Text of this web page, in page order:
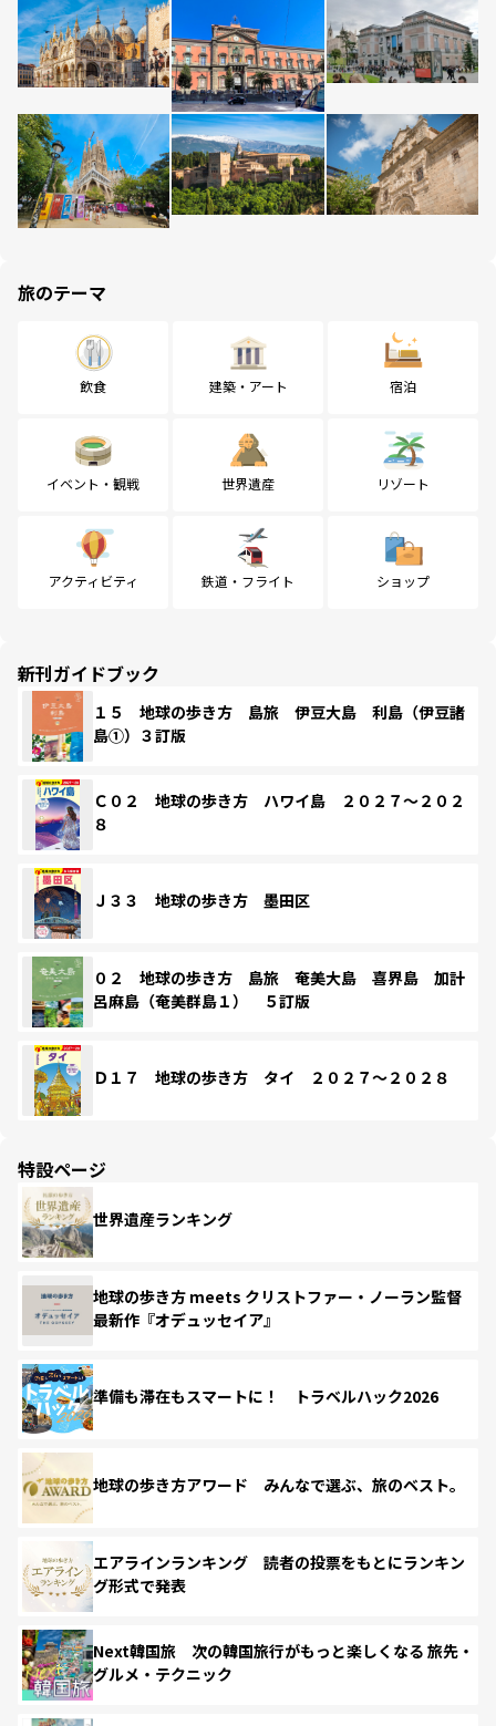
旅のテーマ
飲食 建築・アート 宿泊
イベント・観戦 世界遺産 リゾート
アクティビティ 鉄道・フライト ショップ
新刊ガイドブック
１５ 地球の歩き方 島旅 伊豆大島 利島（伊豆諸
島①）３訂版
Ｃ０２ 地球の歩き方 ハワイ島 ２０２７～２０２
８
Ｊ３３ 地球の歩き方 墨田区
０２ 地球の歩き方 島旅 奄美大島 喜界島 加計
呂麻島（奄美群島１） ５訂版
Ｄ１７ 地球の歩き方 タイ ２０２７～２０２８
特設ページ
世界遺産ランキング
地球の歩き方 meets クリストファー・ノーラン監督
最新作『オデュッセイア』
準備も滞在もスマートに！ トラベルハック2026
地球の歩き方アワード みんなで選ぶ、旅のベスト。
エアラインランキング 読者の投票をもとにランキン
グ形式で発表
Next韓国旅 次の韓国旅行がもっと楽しくなる 旅先・
グルメ・テクニック